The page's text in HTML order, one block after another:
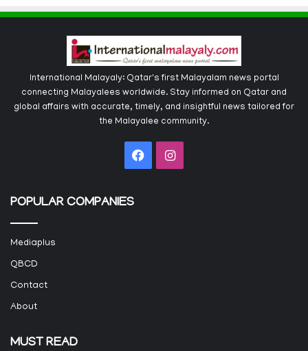
International Malayaly: Qatar's first Malayalam news portal
connecting Malayalees worldwide. Stay informed on Qatar and
global affairs with accurate, timely, and insightful news tailored for
the Malayalee community.
FacebookInstagram
POPULAR COMPANIES
Mediaplus
QBCD
Contact
About
MUST READ